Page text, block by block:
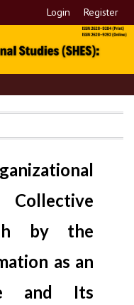
Login Register
by the
as an
and Its